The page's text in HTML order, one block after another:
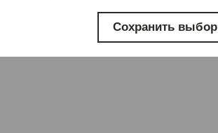
Сохранить выбор